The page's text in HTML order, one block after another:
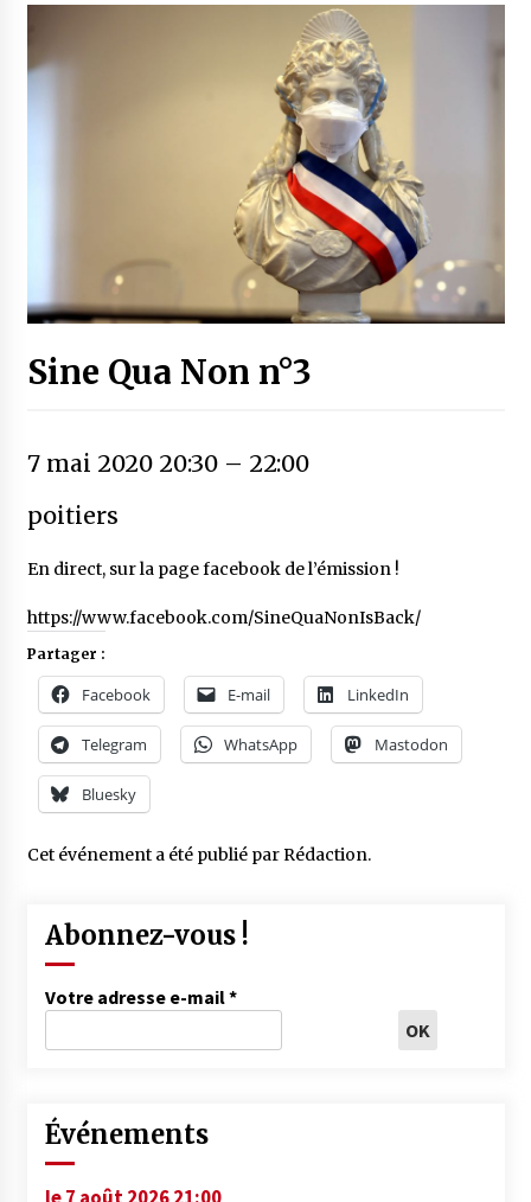
Sine Qua Non n°3
7 mai 2020 20:30– 22:00
poitiers
En direct, sur la page facebook de l’émission !
https://www.facebook.com/SineQuaNonIsBack/
Partager :
Facebook E-mail LinkedIn
Telegram WhatsApp Mastodon
Bluesky
Cet événement a été publié parRédaction.
Abonnez-vous !
Votre adresse e-mail*
Événements